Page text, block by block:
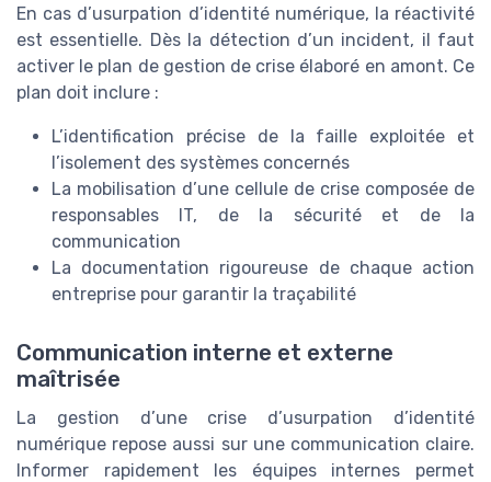
En cas d’usurpation d’identité numérique, la réactivité
est essentielle. Dès la détection d’un incident, il faut
activer le plan de gestion de crise élaboré en amont. Ce
plan doit inclure :
L’identification précise de la faille exploitée et
l’isolement des systèmes concernés
La mobilisation d’une cellule de crise composée de
responsables IT, de la sécurité et de la
communication
La documentation rigoureuse de chaque action
entreprise pour garantir la traçabilité
Communication interne et externe
maîtrisée
La gestion d’une crise d’usurpation d’identité
numérique repose aussi sur une communication claire.
Informer rapidement les équipes internes permet